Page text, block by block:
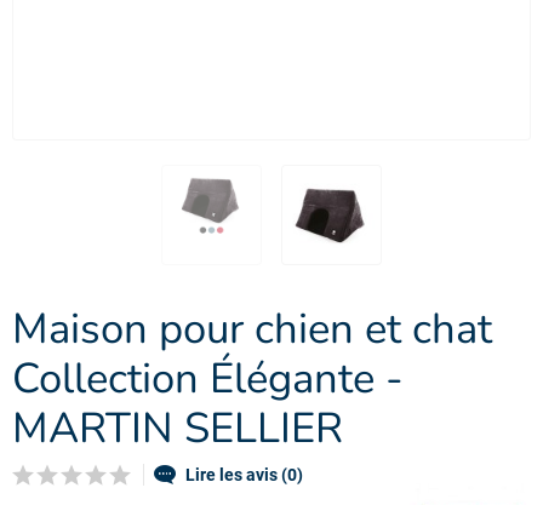
Maison pour chien et chat
Collection Élégante -
MARTIN SELLIER
Lire les avis (0)